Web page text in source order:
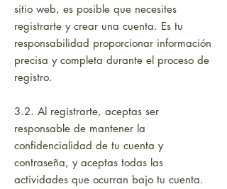
sitio web, es posible que necesites
registrarte y crear una cuenta. Es tu
responsabilidad proporcionar información
precisa y completa durante el proceso de
registro.
3.2. Al registrarte, aceptas ser
responsable de mantener la
confidencialidad de tu cuenta y
contraseña, y aceptas todas las
actividades que ocurran bajo tu cuenta.